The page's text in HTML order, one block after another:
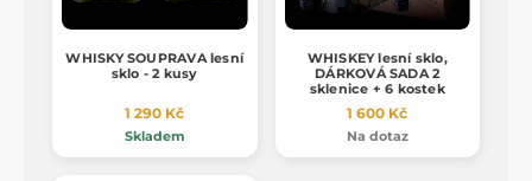
WHISKY SOUPRAVA lesní
sklo - 2 kusy
1 290 Kč
Skladem
WHISKEY lesní sklo,
DÁRKOVÁ SADA 2
sklenice + 6 kostek
1 600 Kč
Na dotaz